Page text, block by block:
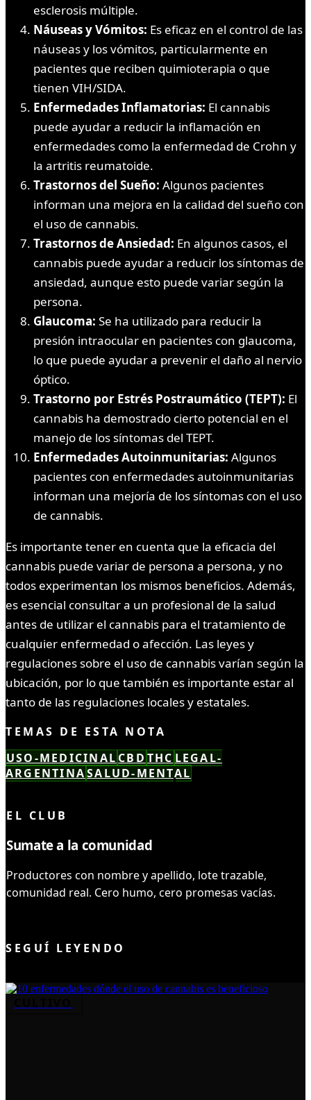
esclerosis múltiple.
Náuseas y Vómitos: Es eficaz en el control de las
náuseas y los vómitos, particularmente en
pacientes que reciben quimioterapia o que
tienen VIH/SIDA.
Enfermedades Inflamatorias: El cannabis
puede ayudar a reducir la inflamación en
enfermedades como la enfermedad de Crohn y
la artritis reumatoide.
Trastornos del Sueño: Algunos pacientes
informan una mejora en la calidad del sueño con
el uso de cannabis.
Trastornos de Ansiedad: En algunos casos, el
cannabis puede ayudar a reducir los síntomas de
ansiedad, aunque esto puede variar según la
persona.
Glaucoma: Se ha utilizado para reducir la
presión intraocular en pacientes con glaucoma,
lo que puede ayudar a prevenir el daño al nervio
óptico.
Trastorno por Estrés Postraumático (TEPT): El
cannabis ha demostrado cierto potencial en el
manejo de los síntomas del TEPT.
Enfermedades Autoinmunitarias: Algunos
pacientes con enfermedades autoinmunitarias
informan una mejoría de los síntomas con el uso
de cannabis.
Es importante tener en cuenta que la eficacia del
cannabis puede variar de persona a persona, y no
todos experimentan los mismos beneficios. Además,
es esencial consultar a un profesional de la salud
antes de utilizar el cannabis para el tratamiento de
cualquier enfermedad o afección. Las leyes y
regulaciones sobre el uso de cannabis varían según la
ubicación, por lo que también es importante estar al
tanto de las regulaciones locales y estatales.
TEMAS DE ESTA NOTA
USO-MEDICINAL CBD THC LEGAL-
ARGENTINASALUD-MENTAL
EL CLUB
Sumate a la comunidad
Productores con nombre y apellido, lote trazable,
comunidad real. Cero humo, cero promesas vacías.
SEGUÍ LEYENDO